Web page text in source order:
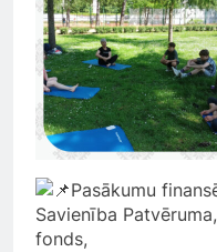
Pasākumu
Savienība
fonds,